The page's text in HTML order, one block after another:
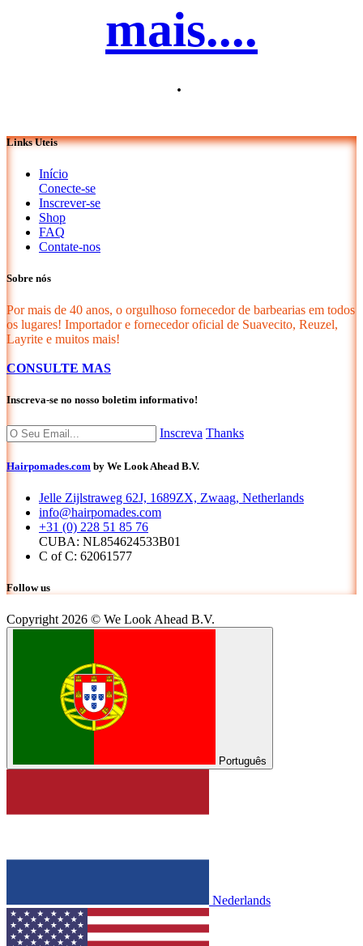
mais....
.
Links Uteis
Início
Conecte-se
Inscrever-se
Shop
FAQ
Contate-nos
Sobre nós
Por mais de 40 anos, o orgulhoso fornecedor de barbearias em todos
os lugares! Importador e fornecedor oficial de Suavecito, Reuzel,
Layrite e muitos mais!
CONSULTE MAS
Inscreva-se no nosso boletim informativo!
Inscreva Thanks
Hairpomades.com by We Look Ahead B.V.
Jelle Zijlstraweg 62J, 1689ZX, Zwaag, Netherlands
info@hairpomades.com
+31 (0) 228 51 85 76
CUBA: NL854624533B01
C of C: 62061577
Follow us
Copyright 2026 © We Look Ahead B.V.
Português
Nederlands